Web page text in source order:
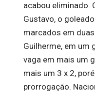
acabou eliminado.
Gustavo, o
marcados em
Guilherme, em um
vaga em mais um
mais um 3 x 2,
prorrogação.